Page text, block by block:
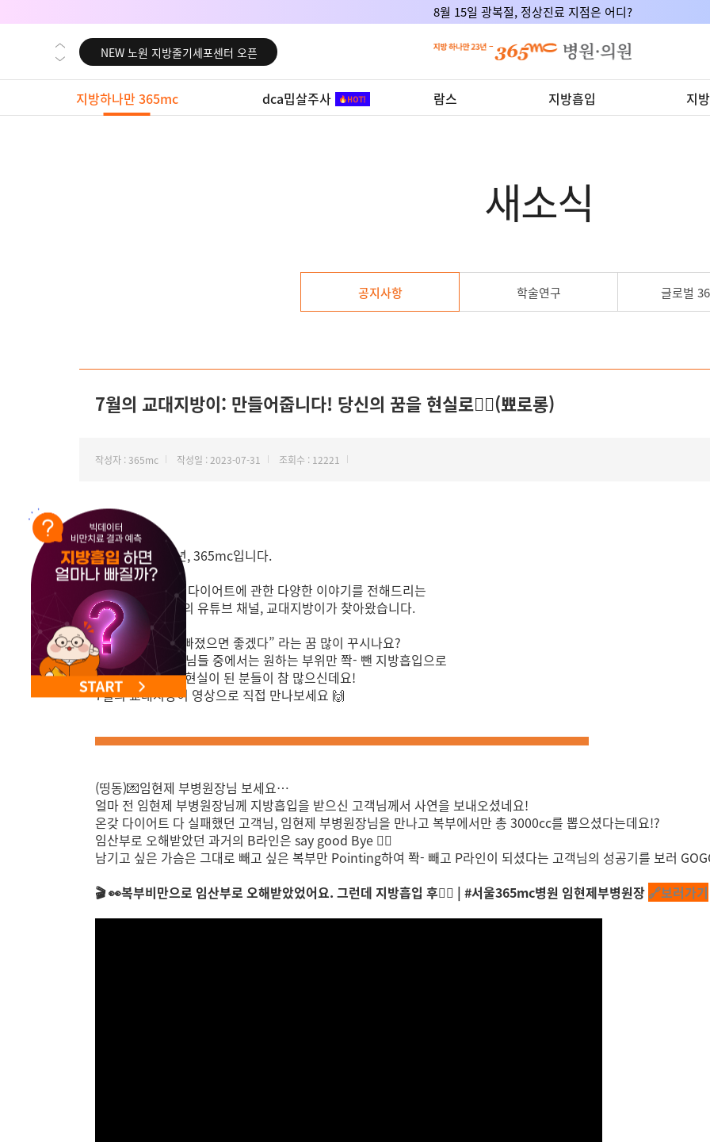
8월 15일 광복절, 정상진료 지점은 어디?
NEW 대전 지방줄기세포센터 오픈
NEW 노원 지방줄기세포센터 오픈
NEW 미국 LA점 오픈
NEW 부산 지방줄기세포센터 오픈
지방하나만 365mc dca밉살주사 람스 지방흡입 지
새소식
공지사항 학술연구 글로벌
7월의 교대지방이: 만들어줍니다! 당신의 꿈을 현실로🧙‍♂️(뾰로롱)
작성자 : 365mc 작성일 : 2023-07-31 조회수 : 12221
안녕하세요.
비만 하나만 20년, 365mc입니다.
지방흡입, 그리고 다이어트에 관한 다양한 이야기를 전해드리는
서울365mc병원의 유튜브 채널, 교대지방이가 찾아왔습니다.
“살 이만큼만 쫙 빠졌으면 좋겠다” 라는 꿈 많이 꾸시나요?
서울365mc 고객님들 중에서는 원하는 부위만 쫙- 뺀 지방흡입으로
꿈꿔왔던 몸매가 현실이 된 분들이 참 많으신데요!
7월의 교대지방이 영상으로 직접 만나보세요 🙌
(띵동)💌임현제 부병원장님 보세요…
얼마 전 임현제 부병원장님께 지방흡입을 받으신 고객님께서 사연을 보내오셨네요!
온갖 다이어트 다 실패했던 고객님, 임현제 부병원장님을 만나고 복부에서만 총 3000cc를 뽑으셨다는데요!?
임산부로 오해받았던 과거의 B라인은 say good Bye 🙋‍♀️
남기고 싶은 가슴은 그대로 빼고 싶은 복부만 Pointing하여 쫙- 빼고 P라인이 되셨다는 고객님의 성공기를 보러
🎬 👀복부비만으로 임산부로 오해받았었어요. 그런데 지방흡입 후😮‍💨 | #서울365mc병원 임현제부병원장 🔗보러가기